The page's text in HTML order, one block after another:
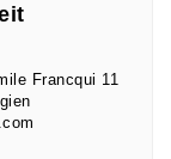
Francqui 11